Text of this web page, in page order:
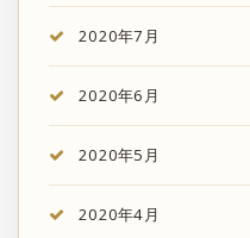
2020年7月
2020年6月
2020年5月
2020年4月